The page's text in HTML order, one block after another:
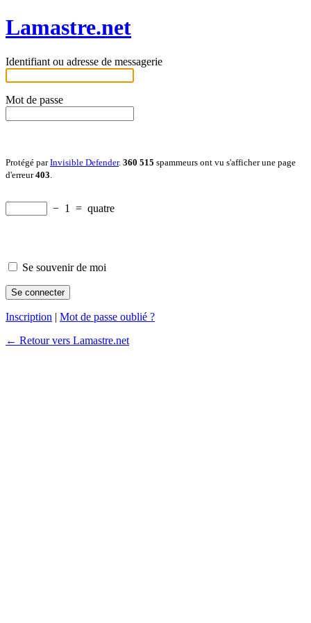
Lamastre.net
Identifiant ou adresse de messagerie
Mot de passe
Protégé parInvisible Defender. 360 515 spammeurs ont vu s'afficher une page
d'erreur403
− 1 = quatre
Se souvenir de moi
Inscription | Mot de passe oublié ?
← Retour vers Lamastre.net